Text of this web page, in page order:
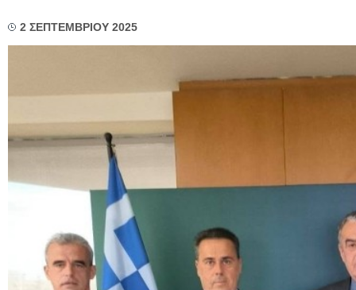
2 ΣΕΠΤΕΜΒΡΙΟΥ 2025